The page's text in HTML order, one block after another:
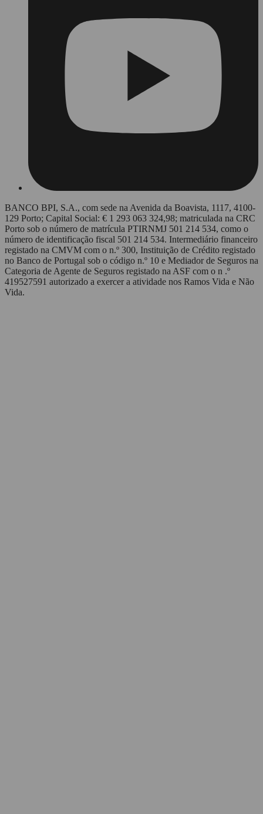
BANCO BPI, S.A., com sede na Avenida da Boavista, 1117, 4100-
129 Porto; Capital Social: € 1 293 063 324,98; matriculada na CRC
Porto sob o número de matrícula PTIRNMJ 501 214 534, como o
número de identificação fiscal 501 214 534. Intermediário financeiro
registado na CMVM com o n.º 300, Instituição de Crédito registado
no Banco de Portugal sob o código n.º 10 e Mediador de Seguros na
Categoria de Agente de Seguros registado na ASF com o n .º
419527591 autorizado a exercer a atividade nos Ramos Vida e Não
Vida.